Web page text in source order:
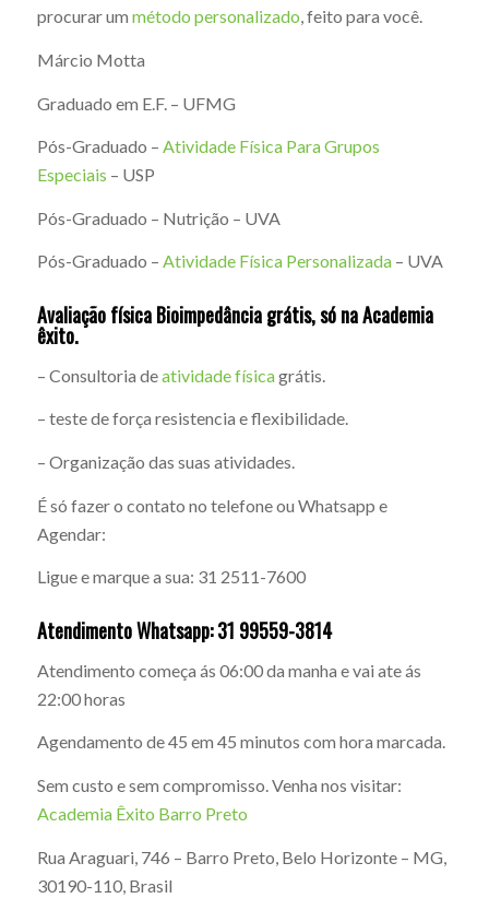
procurar um método personalizado, feito para você.
Márcio Motta
Graduado em E.F. – UFMG
Pós-Graduado – Atividade Física Para Grupos
Especiais – USP
Pós-Graduado – Nutrição – UVA
Pós-Graduado – Atividade Física Personalizada– UVA
Avaliação física Bioimpedância grátis, só naAcademia
êxito.
– Consultoria deatividade físicagrátis.
– teste de força resistencia e flexibilidade.
– Organização das suas atividades.
É só fazer o contato no telefone ou Whatsapp e
Agendar:
Ligue e marque a sua: 31 2511-7600
Atendimento Whatsapp: 31 99559-3814
Atendimento começa ás 06:00 da manha e vai ate ás
22:00 horas
Agendamento de 45 em 45 minutos com hora marcada.
Sem custo e sem compromisso. Venha nos visitar:
Academia Êxito Barro Preto
Rua Araguari, 746 – Barro Preto, Belo Horizonte – MG,
30190-110, Brasil